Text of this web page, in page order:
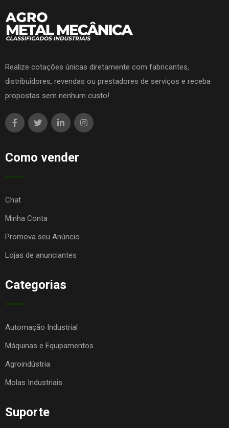
Realize cotações únicas diretamente com fabricantes,
distribuidores, revendas ou prestadores de serviços e receba
propostas sem nenhum custo!
Como vender
Chat
Minha Conta
Promova seu Anúncio
Lojas de anunciantes
Categorias
Automação Industrial
Máquinas e Equipamentos
Agroindústria
Molas Industriais
Suporte